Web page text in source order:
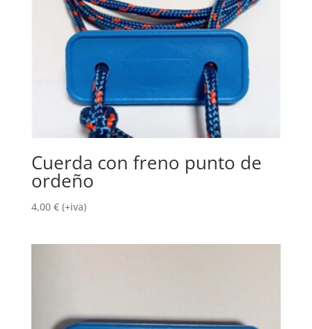
Cuerda con freno punto de
ordeño
4,00 € (+iva)